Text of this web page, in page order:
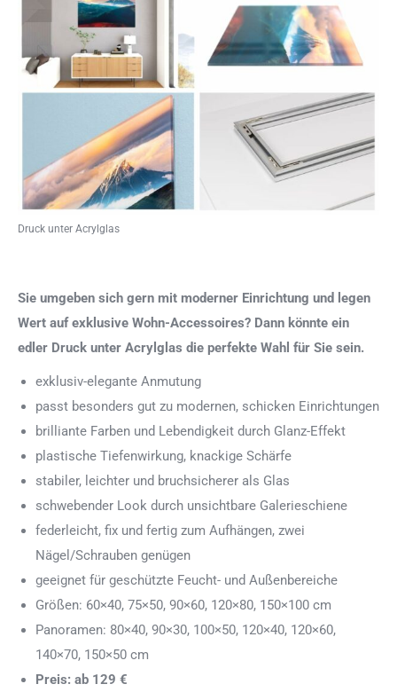
Druck unter Acrylglas
Sie umgeben sich gern mit moderner Einrichtung und legen
Wert auf exklusive Wohn-Accessoires? Dann könnte ein
edler Druck unter Acrylglas die perfekte Wahl für Sie sein.
exklusiv-elegante Anmutung
passt besonders gut zu modernen, schicken Einrichtungen
brilliante Farben und Lebendigkeit durch Glanz-Effekt
plastische Tiefenwirkung, knackige Schärfe
stabiler, leichter und bruchsicherer als Glas
schwebender Look durch unsichtbare Galerieschiene
federleicht, fix und fertig zum Aufhängen, zwei
Nägel/Schrauben genügen
geeignet für geschützte Feucht- und Außenbereiche
Größen: 60×40, 75×50, 90×60, 120×80, 150×100 cm
Panoramen: 80×40, 90×30, 100×50, 120×40, 120×60,
140×70, 150×50 cm
Preis: ab 129 €